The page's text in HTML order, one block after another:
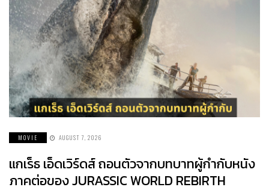
MOVIE AUGUST 7, 2026
แกเร็ธ เอ็ดเวิร์ดส์ ถอนตัวจากบทบาทผู้กำกับหนัง
ภาคต่อของ JURASSIC WORLD REBIRTH